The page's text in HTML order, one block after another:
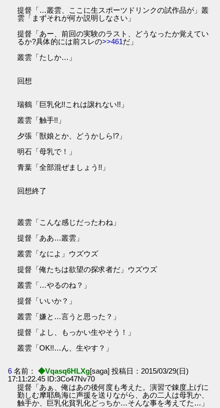
提督「…叢雲、ここに生スポーツドリンクの試作品が」叢
雲「まずそれが何か説明しなさい」
提督「あー、前回の実験のラスト、どうなったか覚えてい
るか?具体的には前スレの>>461だ」
叢雲「たしか…」
回想
瑞鶴「巨乳化!!これは譲れない!!」
叢雲「触手!!」
夕張「獣娘とか、どうかしら!?」
明石「母乳で！」
青葉「全部混ぜましょう!!」
回想終了
叢雲「こんな感じだったわね」
提督「ああ…叢雲」
叢雲「なによ」ウズウズ
提督「俺たちは欲望の探求者だ」ウズウズ
叢雲「…やるのね？」
提督「いいか？」
叢雲「嫌と…言うと思った？」
提督「よし、もっかい生やそう！」
叢雲「OK!!…ん、生やす？」
6 名前： ◆Vqasq6HLXg[saga] 投稿日：2015/03/29(日)
17:11:22.45 ID:3Co47Nv70
提督「あぁ、俺はあの後何度も考えた。演習で錬度上げに
勤しむ摩耶鳥海に声援を送りながら、あの二人は母乳か、
触手か、巨乳化貧乳化どっちか…そんな事を考えてた…」